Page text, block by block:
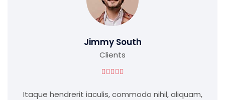
Jimmy South
Clients
    
Itaque hendrerit iaculis, commodo nihil, aliquam,